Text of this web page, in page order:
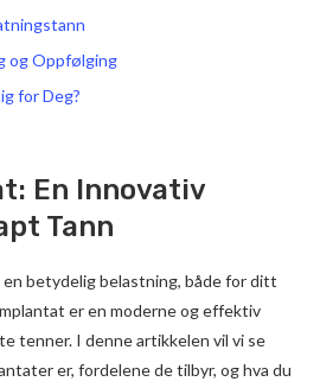
og Oppfølging
for Deg?
En Innovativ
Tann
betydelig belastning, både for ditt
er en moderne og effektiv
tenner. I denne artikkelen vil vi se
er, fordelene de tilbyr, og hva du